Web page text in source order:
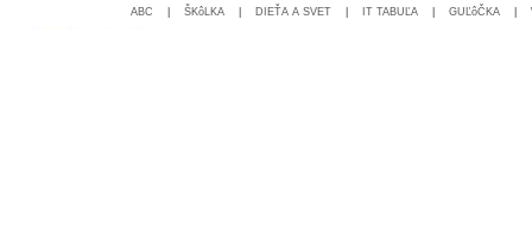
ABC
ŠKôLKA DIEŤA A SVET IT TABUĽA GUĽôČKA